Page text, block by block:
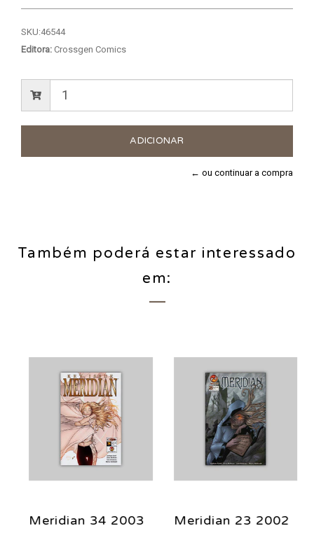
SKU:46544
Editora: Crossgen Comics
← ou continuar a compra
Também poderá estar interessado
em:
Meridian 34 2003
Meridian 23 2002